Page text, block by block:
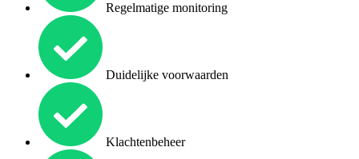
Regelmatige monitoring
Duidelijke voorwaarden
Klachtenbeheer